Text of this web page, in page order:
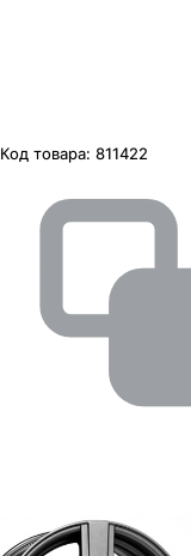
Код товара: 811422